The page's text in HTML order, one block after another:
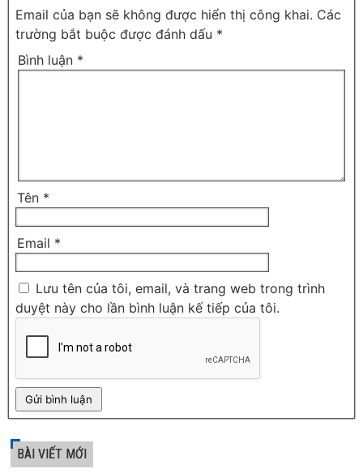
Email của bạn sẽ không được hiển thị công khai. Các
trường bắt buộc được đánh dấu *
Bình luận *
Tên *
Email *
Lưu tên của tôi, email, và trang web trong trình
duyệt này cho lần bình luận kế tiếp của tôi.
BÀI VIẾT MỚI